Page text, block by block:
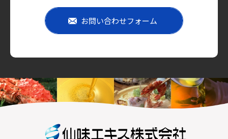
お問い合わせフォーム